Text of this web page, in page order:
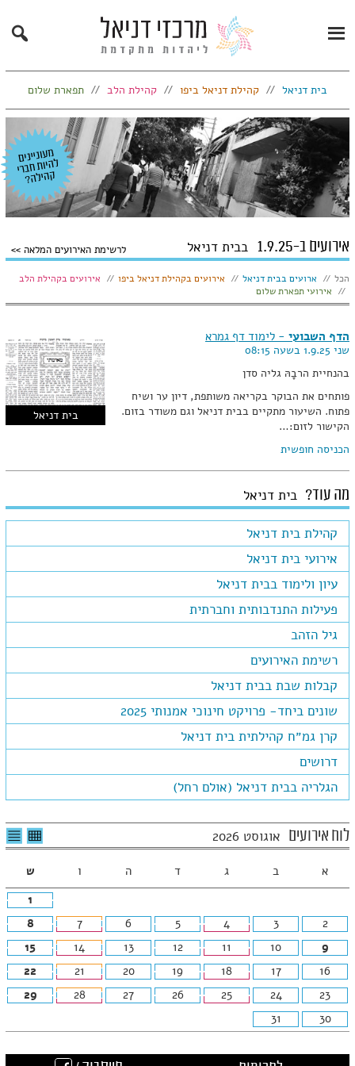
Primary
Menu
Search
בית דניאל קהילת דניאל ביפו קהילת הלב תפארת שלום
אירועים ב-1.9.25 בבית דניאל לרשימת האירועים המלאה
הצג:
הכל ארועים בבית דניאל אירועים בקהילת דניאל ביפו
אירועים בקהילת הלב
אירועי תפארת שלום
בית דניאל
הדף השבועי - לימוד דף גמרא
שני 1.9.25 בשעה 08:15
בהנחיית הרבָהּ גליה סדן
פותחים את הבוקר בקריאה משותפת, דיון ער ושיח
פתוח. השיעור מתקיים בבית דניאל וגם משודר בזום.
הקישור לזום:…
הכניסה חופשית
מה עוד? בית דניאל
קהילת בית דניאל
אירועי בית דניאל
עיון ולימוד בבית דניאל
פעילות התנדבותית וחברתית
גיל הזהב
רשימת האירועים
קבלות שבת בבית דניאל
שונים ביחד- פרויקט חינוכי אמנותי 2025
קרן גמ״ח קהילתית בית דניאל
דרושים
הגלריה בבית דניאל (אולם רחל)
לוח אירועים אוגוסט 2026 לצפיה
בטבלה
א ב ג ד ה ו
ש
1
2
3
4
5
6
7
8
9
10
11
12
13
14
15
16
17
18
19
20
21
22
23
24
25
26
27
28
29
30
31